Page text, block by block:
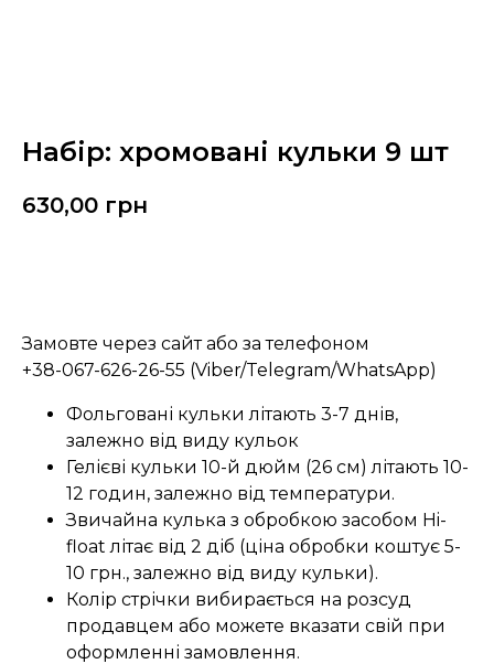
Набір: хромовані кульки 9 шт
630,00 грн
Замовте через сайт або за телефоном
+38-067-626-26-55 (Viber/Telegram/WhatsApp)
Фольговані кульки літають 3-7 днів,
залежно від виду кульок
Гелієві кульки 10-й дюйм (26 см) літають 10-
12 годин, залежно від температури.
Звичайна кулька з обробкою засобом Hi-
float літає від 2 діб (ціна обробки коштує 5-
10 грн., залежно від виду кульки).
Колір стрічки вибирається на розсуд
продавцем або можете вказати свій при
оформленні замовлення.